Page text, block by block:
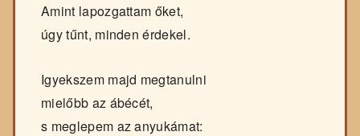
Amint lapozgattam őket,
úgy tűnt, minden érdekel.
Igyekszem majd megtanulni
mielőbb az ábécét,
s meglepem az anyukámat: